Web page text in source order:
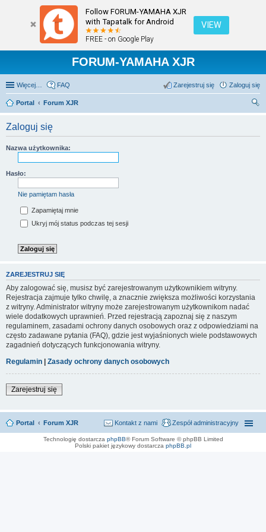
Follow FORUM-YAMAHA XJR
with Tapatalk for Android
FREE - on Google Play
VIEW
FORUM-YAMAHA XJR
Więcej… FAQ Zaloguj się
Zarejestruj się
Portal
Forum XJR
Zaloguj się
Nazwa użytkownika:
Hasło:
Nie pamiętam hasła
Zapamiętaj mnie
Ukryj mój status podczas tej sesji
ZAREJESTRUJ SIĘ
Aby zalogować się, musisz być zarejestrowanym użytkownikiem witryny.
Rejestracja zajmuje tylko chwilę, a znacznie zwiększa możliwości korzystania
z witryny. Administrator witryny może zarejestrowanym użytkownikom nadać
wiele dodatkowych uprawnień. Przed rejestracją zapoznaj się z naszym
regulaminem, zasadami ochrony danych osobowych oraz z odpowiedziami na
często zadawane pytania (FAQ), gdzie jest wyjaśnionych wiele podstawowych
zagadnień dotyczących funkcjonowania witryny.
Regulamin
Zasady ochrony danych osobowych
Zarejestruj się
Portal Forum XJR Zespół administracyjny
Kontakt z nami
Technologię dostarcza phpBB® Forum Software © phpBB Limited
Polski pakiet językowy dostarcza phpBB.pl